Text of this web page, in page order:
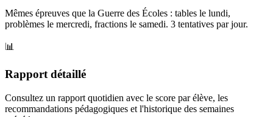
Mêmes épreuves que la Guerre des Écoles : tables le lundi,
problèmes le mercredi, fractions le samedi. 3 tentatives par jour.
📊
Rapport détaillé
Consultez un rapport quotidien avec le score par élève, les
recommandations pédagogiques et l'historique des semaines